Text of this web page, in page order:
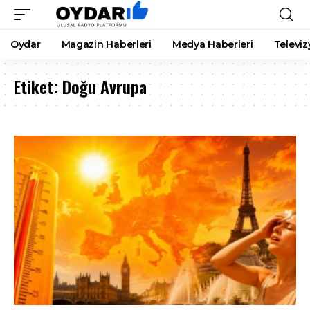
Oydar Magazin Haberleri Medya Haberleri
Etiket: Doğu Avrupa